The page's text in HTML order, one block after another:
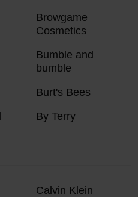
Browgame
Cosmetics
Bumble and
bumble
Burt's Bees
By Terry
Calvin Klein